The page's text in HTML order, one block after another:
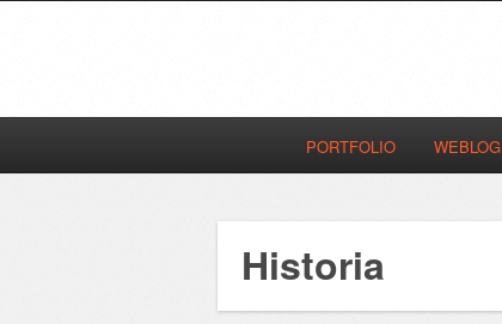
PORTFOLIO WEBLOG
Historia